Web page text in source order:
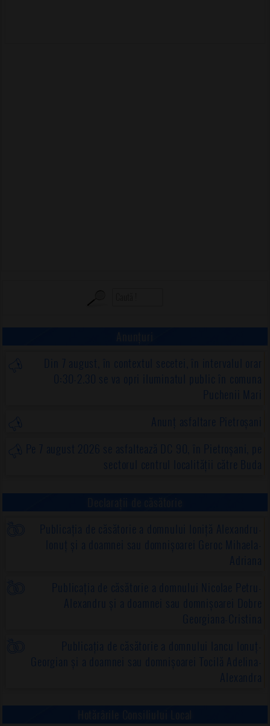
Din 7 august, în contextul secetei, în intervalul orar
0:30-2.30 se va opri iluminatul public în comuna
Puchenii Mari
Anunț asfaltare Pietroșani
Pe 7 august 2026 se asfaltează DC 90, în Pietroșani, pe
sectorul centrul localității către Buda
Publicația de căsătorie a domnului Ioniță Alexandru-
Ionuț și a doamnei sau domnișoarei Geroc Mihaela-
Adriana
Publicația de căsătorie a domnului Nicolae Petru-
Alexandru și a doamnei sau domnișoarei Dobre
Georgiana-Cristina
Publicația de căsătorie a domnului Iancu Ionuț-
Georgian și a doamnei sau domnișoarei Tocilă Adelina-
Alexandra